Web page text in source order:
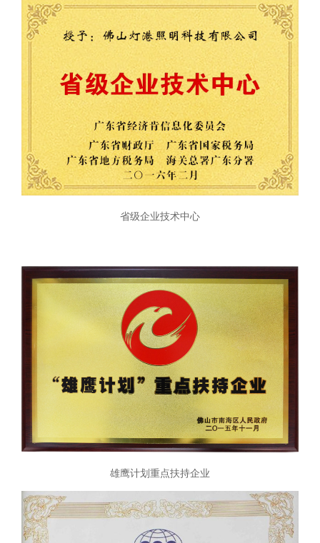
省级企业技术中心
雄鹰计划重点扶持企业